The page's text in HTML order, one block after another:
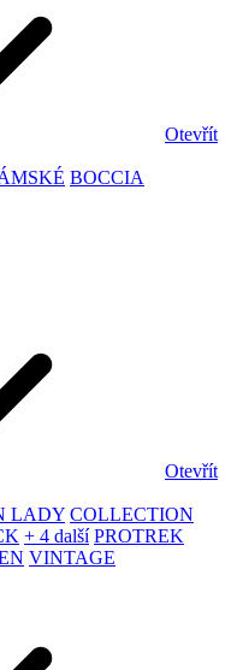
Otevřít
BOCCIA
Otevřít
LADY COLLECTION
+ 4 další PROTREK
VINTAGE